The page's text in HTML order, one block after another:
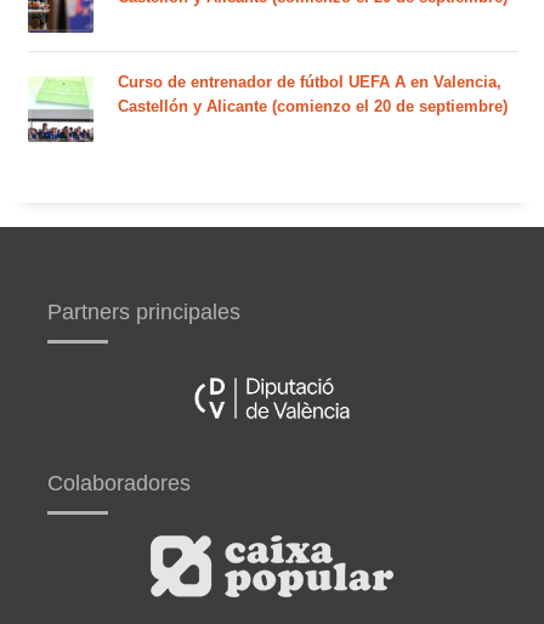
Curso de entrenador de fútbol UEFA A en Valencia,
Castellón y Alicante (comienzo el 20 de septiembre)
Partners principales
Colaboradores